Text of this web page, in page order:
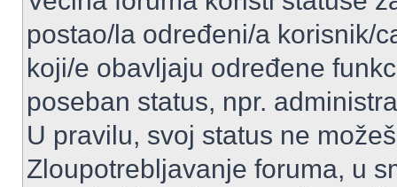
postao/la određeni/a korisnik/
koji/e obavljaju određene
poseban status, npr.
U pravilu, svoj status ne
Zloupotrebljavanje foruma, u